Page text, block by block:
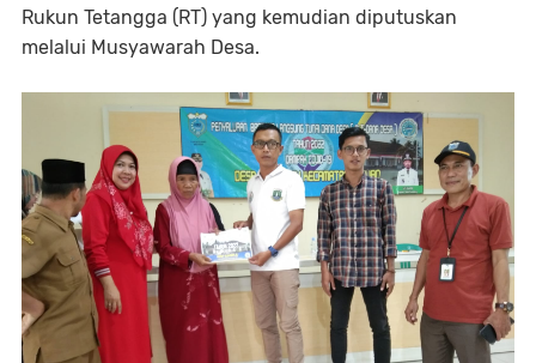
Rukun Tetangga (RT) yang kemudian diputuskan
melalui Musyawarah Desa.